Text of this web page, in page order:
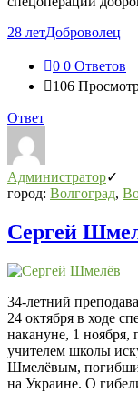
28 летДоброволец
0 0 Ответов
106
Ответ
Администратор
город: Волгоград,
Сергей
34-летний
24 октября в ходе
накануне, 1
учителем школы
Шмелёвым,
на Украине. О